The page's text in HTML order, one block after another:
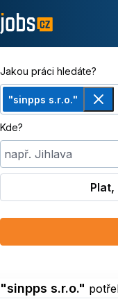
Jakou práci hledáte?
"sinpps s.r.o."
Kde?
např. Jihlava
"sinpps s.r.o."